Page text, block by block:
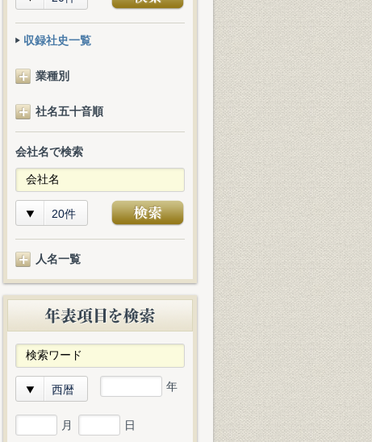
収録社史一覧
業種別
社名五十音順
会社名で検索
20件
人名一覧
西暦 年
月 日